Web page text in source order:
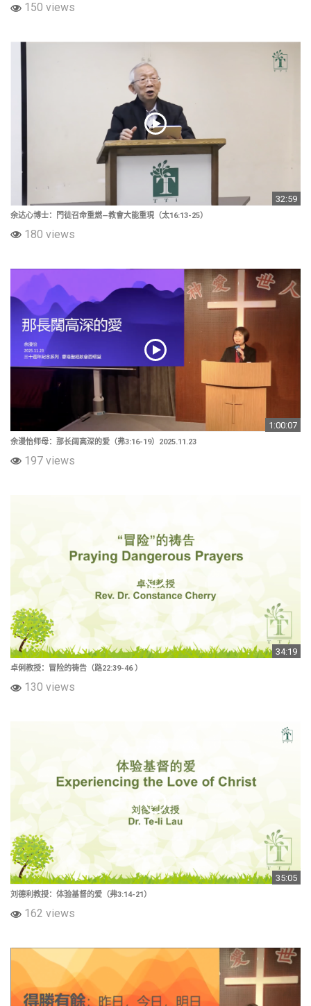
150 views
32:59
余达心博士：門徒召命重燃—教會大能重現（太16:13-25）
180 views
1:00:07
余漫怡师母：那长阔高深的爱（弗3:16-19）2025.11.23
197 views
34:19
卓俐教授：冒险的祷告（路22:39-46 ​）
130 views
35:05
刘德利教授：体验基督的爱（弗3:14-21）
162 views